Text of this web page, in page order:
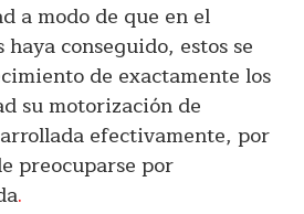
a modo de que en el
conseguido, estos se
de exactamente los
su motorización de
efectivamente, por
preocuparse por
.